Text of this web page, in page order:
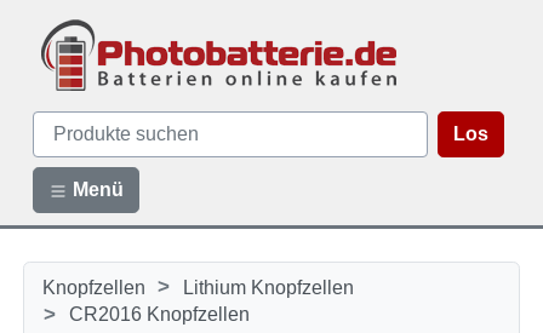
Los
Menü
Knopfzellen > Lithium Knopfzellen
> CR2016 Knopfzellen